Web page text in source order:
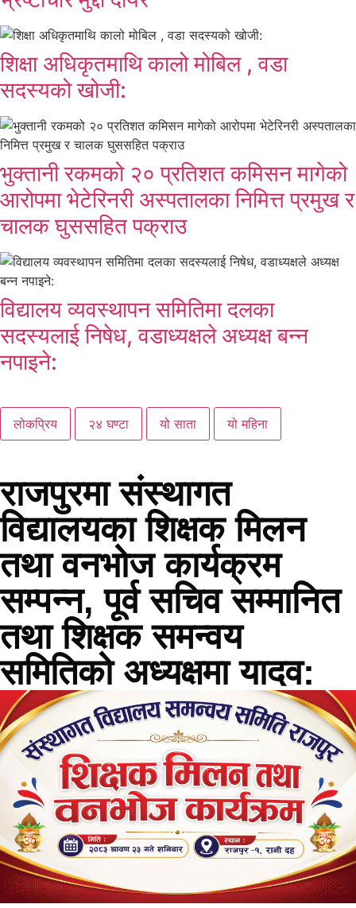
शिक्षा अधिकृतमाथि कालो मोबिल , वडा
सदस्यको खोजी:
भुक्तानी रकमको २० प्रतिशत कमिसन मागेको
आरोपमा भेटेरिनरी अस्पतालका निमित्त प्रमुख र
चालक घुससहित पक्राउ
विद्यालय व्यवस्थापन समितिमा दलका
सदस्यलाई निषेध, वडाध्यक्षले अध्यक्ष बन्न
नपाइने:
लोकप्रिय २४ घण्टा यो साता यो महिना
राजपुरमा संस्थागत
विद्यालयका शिक्षक मिलन
तथा वनभोज कार्यक्रम
सम्पन्न, पूर्व सचिव सम्मानित
तथा शिक्षक समन्वय
समितिको अध्यक्षमा यादव: